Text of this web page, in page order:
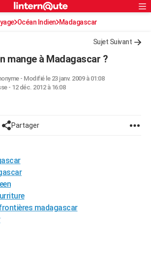
ville
S'inscrire
Connexion
Océan Indien Madagascar
Sujet Suivant
mange à Madagascar ?
- Modifié le 23 janv. 2009 à 01:08
- 12 déc. 2012 à 16:08
Partager
madagascar